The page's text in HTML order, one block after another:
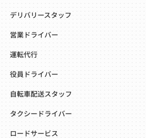
デリバリースタッフ
営業ドライバー
運転代行
役員ドライバー
自転車配送スタッフ
タクシードライバー
ロードサービス